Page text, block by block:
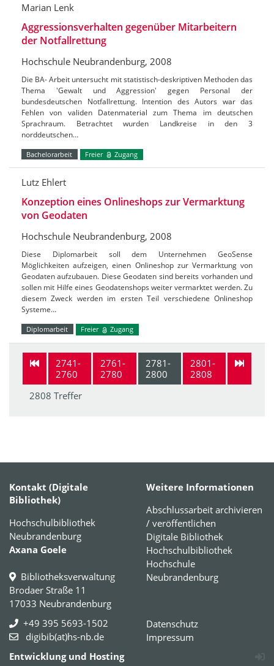
Marian Lenk
Aggressionsverhalten gegenüber Mitarbeitern
der Notfallrettung
Hochschule Neubrandenburg, 2008
Die BA- Arbeit untersucht mit statistisch-deskriptiven Methoden das
Thema 'Gewalt und Aggression' gegen Personal der
bundesdeutschen Notfallrettung. Intention des Autors war das
Fehlen von validen Datenmaterial zum Thema im deutschen
Sprachraum. Betrachtet wurden Landkreise in den 3
norddeutschen…
Bachelorarbeit Freier Zugang
Lutz Ehlert
Konzeption eines Onlineshops zur Vermarktung
von Geodaten
Hochschule Neubrandenburg, 2008
Diese Diplomarbeit soll dem Unternehmen GeoSense
Möglichkeiten aufzeigen, einen Onlineshop zur Vermarktung von
Geodaten aufzubauen. Diese Geodaten sind bereits vorhanden und
sollen mit Hilfe eines Geodatenshops weiter vermarktet werden. Zu
diesem Zweck werden im ersten Teil verschiedene Onlineshop
Systeme…
Diplomarbeit Freier Zugang
2741-
2760
2761-
2780
2781-
2800
2801-
2808
2808 Treffer
Kontakt (Digitale
Bibliothek)
Hochschulbibliothek
Neubrandenburg
Axana Goele
Bibliotheksverwaltung
Brodaer Straße 11
17033 Neubrandenburg
+49 395 5693-1502
digibib(at)hs-nb.de
Weitere Informationen
Abschlussarbeit archivieren
/ veröffentlichen
Digitale Bibliothek
Hochschulbibliothek
Hochschule
Neubrandenburg
Datenschutz
Impressum
Entwicklung und Hosting